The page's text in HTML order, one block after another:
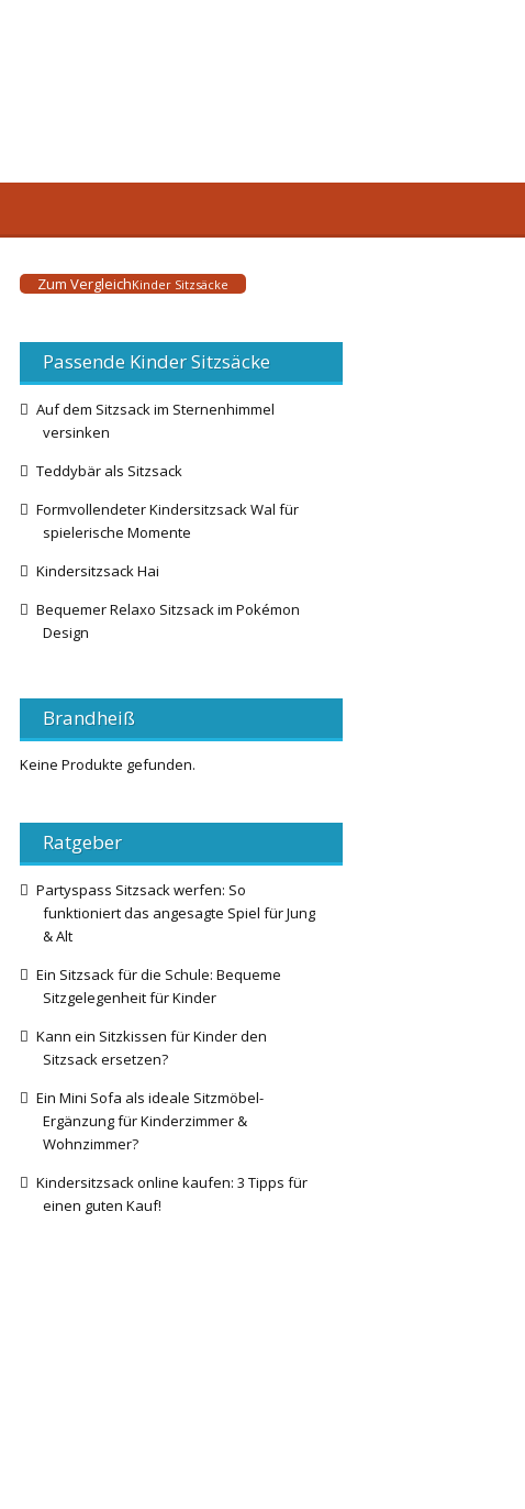
Zum VergleichKinder Sitzsäcke
Passende Kinder Sitzsäcke
Auf dem Sitzsack im Sternenhimmel
versinken
Teddybär als Sitzsack
Formvollendeter Kindersitzsack Wal für
spielerische Momente
Kindersitzsack Hai
Bequemer Relaxo Sitzsack im Pokémon
Design
Brandheiß
Keine Produkte gefunden.
Ratgeber
Partyspass Sitzsack werfen: So
funktioniert das angesagte Spiel für Jung
& Alt
Ein Sitzsack für die Schule: Bequeme
Sitzgelegenheit für Kinder
Kann ein Sitzkissen für Kinder den
Sitzsack ersetzen?
Ein Mini Sofa als ideale Sitzmöbel-
Ergänzung für Kinderzimmer &
Wohnzimmer?
Kindersitzsack online kaufen: 3 Tipps für
einen guten Kauf!